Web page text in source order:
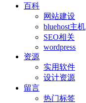
百科
网站建设
bluehost主机
SEO相关
wordpress
资源
实用软件
设计资源
留言
热门标签